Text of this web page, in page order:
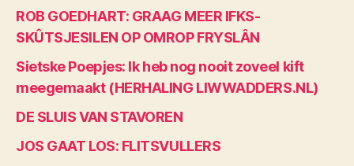
ROB GOEDHART: GRAAG MEER IFKS-
SKÛTSJESILEN OP OMROP FRYSLÂN
Sietske Poepjes: Ik heb nog nooit zoveel kift
meegemaakt (HERHALING LIWWADDERS.NL)
DE SLUIS VAN STAVOREN
JOS GAAT LOS: FLITSVULLERS